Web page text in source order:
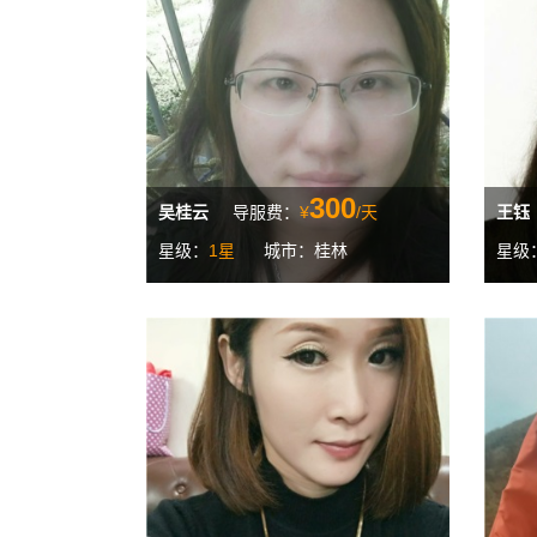
吴桂云 导服费： ¥300/天
星级： 1星 城市：桂林
王钰
星级